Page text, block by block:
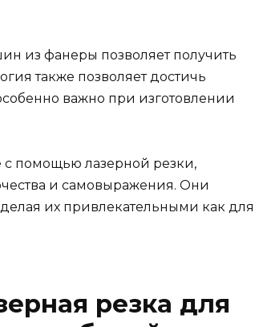
из фанеры позволяет получить
также позволяет достичь
важно при изготовлении
помощью лазерной резки,
и самовыражения. Они
их привлекательными как для
резка для